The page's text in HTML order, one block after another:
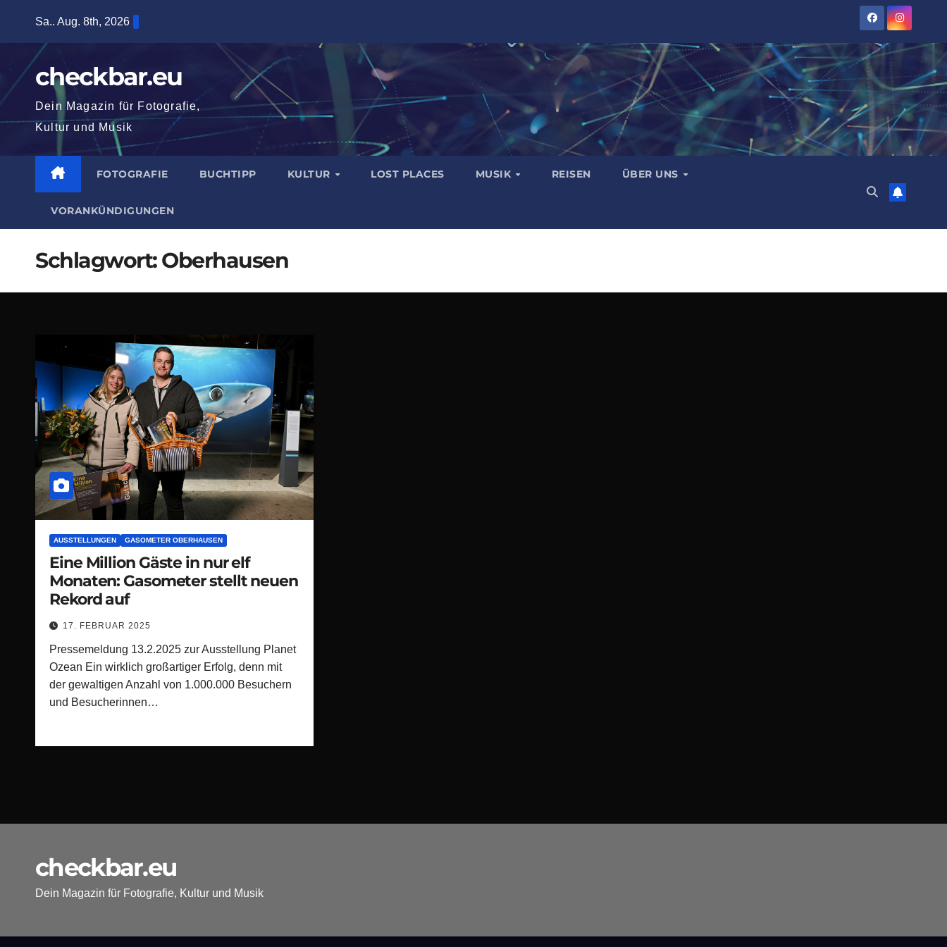
springen
Sa.. Aug. 8th, 2026
checkbar.eu
Dein Magazin für Fotografie,
Kultur und Musik
FOTOGRAFIE BUCHTIPP KULTUR LOST PLACES MUSIK REISEN ÜBER UNS
VORANKÜNDIGUNGEN
Schlagwort:Oberhausen
AUSSTELLUNGEN GASOMETER OBERHAUSEN
Eine Million Gäste in nur elf
Monaten: Gasometer stellt neuen
Rekord auf
17. FEBRUAR 2025
Pressemeldung 13.2.2025 zur Ausstellung Planet
Ozean Ein wirklich großartiger Erfolg, denn mit
der gewaltigen Anzahl von 1.000.000 Besuchern
und Besucherinnen…
checkbar.eu
Dein Magazin für Fotografie, Kultur und Musik